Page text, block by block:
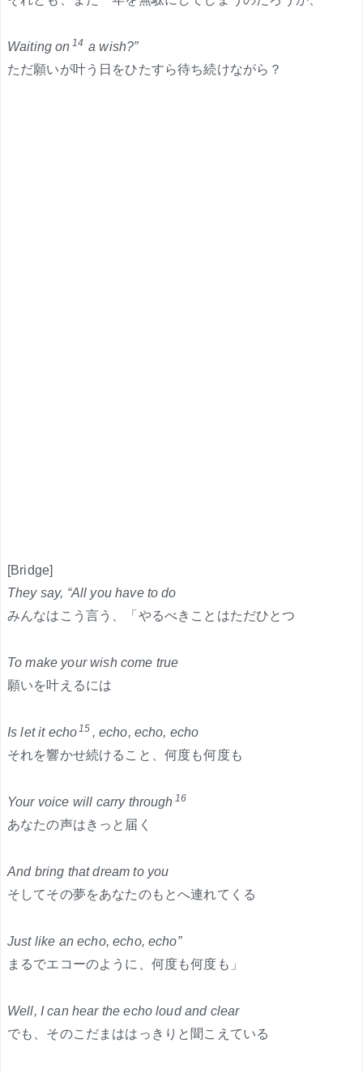
Waiting on 14 a wish?”
ただ願いが叶う日をひたすら待ち続けながら？
[Bridge]
They say, “All you have to do
みんなはこう言う、「やるべきことはただひとつ
To make your wish come true
願いを叶えるには
Is let it echo15 , echo, echo, echo
それを響かせ続けること、何度も何度も
Your voice will carry through 16
あなたの声はきっと届く
And bring that dream to you
そしてその夢をあなたのもとへ連れてくる
Just like an echo, echo, echo”
まるでエコーのように、何度も何度も」
Well, I can hear the echo loud and clear
でも、そのこだまははっきりと聞こえている